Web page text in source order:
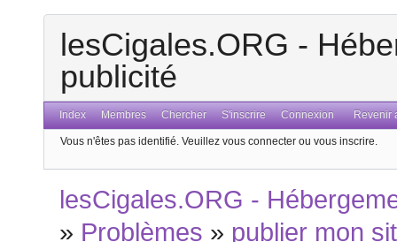
lesCigales.ORG -
publicité
Index Membres Chercher S'inscrire Connexion Revenir
Vous n'êtes pas identifié. Veuillez vous connecter ou vous inscrire.
lesCigales.ORG -
» Problèmes » publier mon